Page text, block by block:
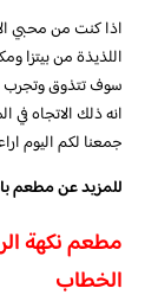
اذا كنت من محبي
اللذيذة من بيتزا
سوف تتذوق وتجرب
انه ذلك الاتجاه
جمعنا لكم اليوم
للمزيد عن مطعم
مطعم نكهة
الخطاب